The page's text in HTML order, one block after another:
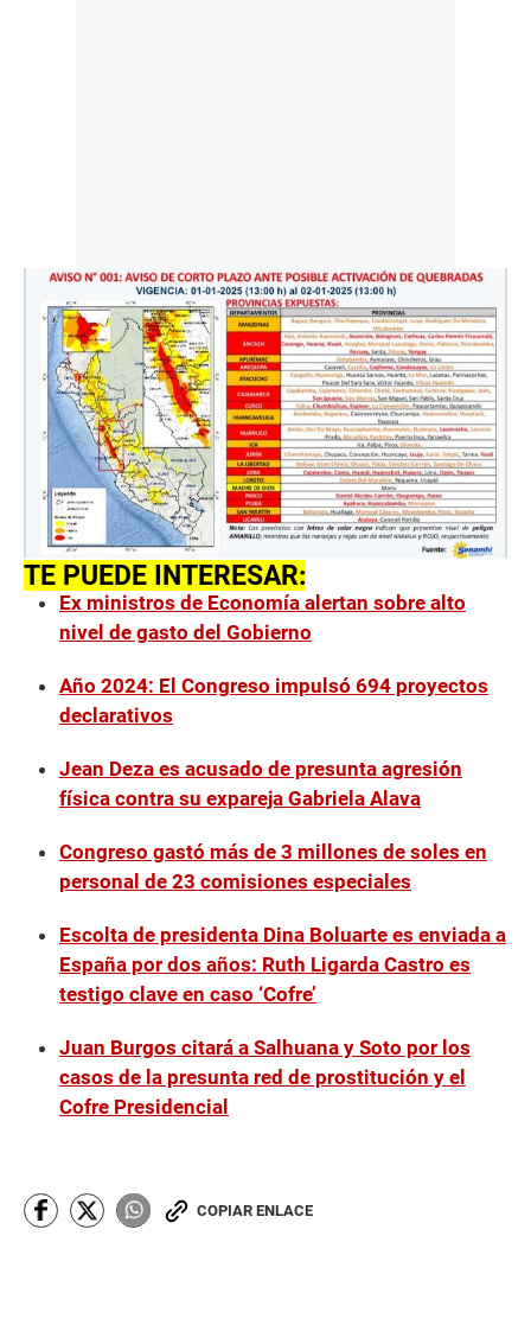
TE PUEDE INTERESAR:
Ex ministros de Economía alertan sobre alto
nivel de gasto del Gobierno
Año 2024: El Congreso impulsó 694 proyectos
declarativos
Jean Deza es acusado de presunta agresión
física contra su expareja Gabriela Alava
Congreso gastó más de 3 millones de soles en
personal de 23 comisiones especiales
Escolta de presidenta Dina Boluarte es enviada a
España por dos años: Ruth Ligarda Castro es
testigo clave en caso ‘Cofre’
Juan Burgos citará a Salhuana y Soto por los
casos de la presunta red de prostitución y el
Cofre Presidencial
COPIAR ENLACE